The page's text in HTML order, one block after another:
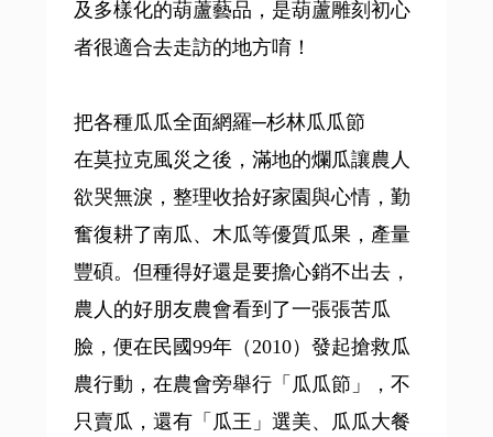
及多樣化的葫蘆藝品，是葫蘆雕刻初心
者很適合去走訪的地方唷！
把各種瓜瓜全面網羅─杉林瓜瓜節
在莫拉克風災之後，滿地的爛瓜讓農人
欲哭無淚，整理收拾好家園與心情，勤
奮復耕了南瓜、木瓜等優質瓜果，產量
豐碩。但種得好還是要擔心銷不出去，
農人的好朋友農會看到了一張張苦瓜
臉，便在民國99年（2010）發起搶救瓜
農行動，在農會旁舉行「瓜瓜節」，不
只賣瓜，還有「瓜王」選美、瓜瓜大餐